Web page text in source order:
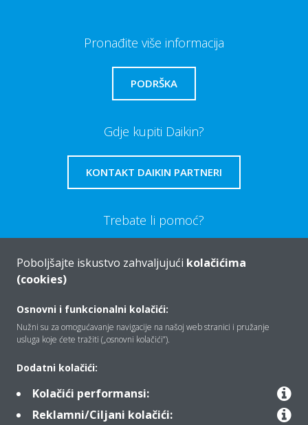
Pronađite više informacija
PODRŠKA
Gdje kupiti Daikin?
KONTAKT DAIKIN PARTNERI
Trebate li pomoć?
OBRATITE NAM SE
Tko smo mi
Rješenja
Poboljšajte iskustvo zahvaljujući kolačićima
(cookies)
Osnovni i funkcionalni kolačići:
Nužni su za omogućavanje navigacije na našoj web stranici i pružanje
usluga koje ćete tražiti („osnovni kolačići”).
Dodatni kolačići:
Kolačići performansi:
Reklamni/Ciljani kolačići: